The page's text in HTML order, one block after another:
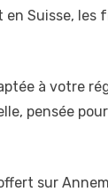
en Suisse,
à votre
pensée
sur